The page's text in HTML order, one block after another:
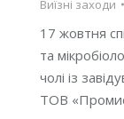
Виїзні заходи
17 жовтня
та
чолі із
ТОВ